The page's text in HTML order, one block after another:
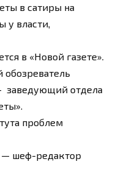
в сатиры на
у власти,
в «Новой газете».
обозреватель
заведующий отдела
проблем
— шеф-редактор